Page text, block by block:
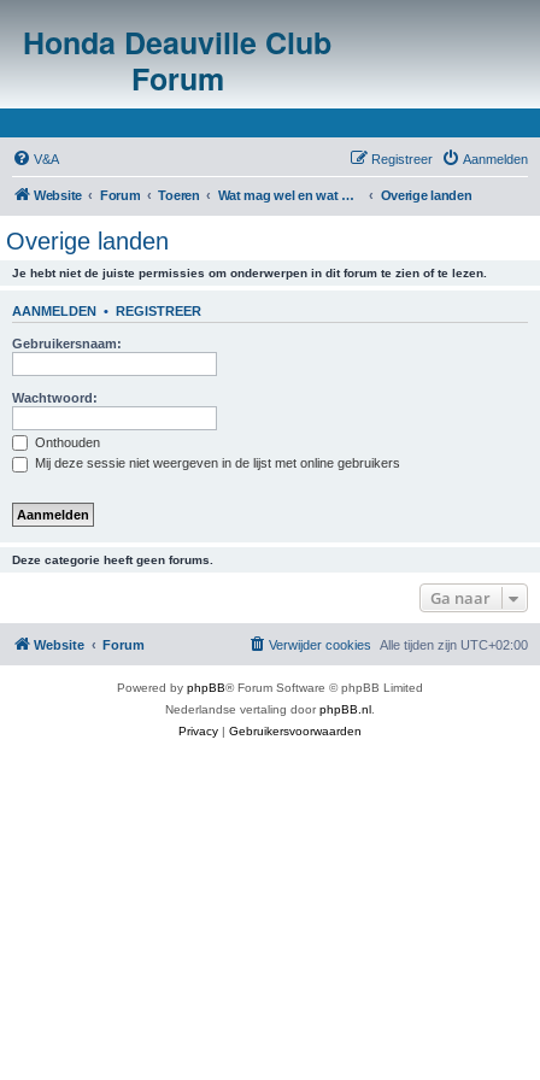
Honda Deauville Club
Forum
V&A Aanmelden
Registreer
Website Forum Toeren Wat mag wel en wat mag niet in het buitenland? Overige landen
Overige landen
Je hebt niet de juiste permissies om onderwerpen in dit forum te zien of te lezen.
AANMELDEN • REGISTREER
Gebruikersnaam:
Wachtwoord:
Onthouden
Mij deze sessie niet weergeven in de lijst met online gebruikers
Deze categorie heeft geen forums.
Ga naar
Website Forum Alle tijden zijn UTC+02:00
Verwijder cookies
Powered by phpBB® Forum Software © phpBB Limited
Nederlandse vertaling doorphpBB.nl
Privacy | Gebruikersvoorwaarden